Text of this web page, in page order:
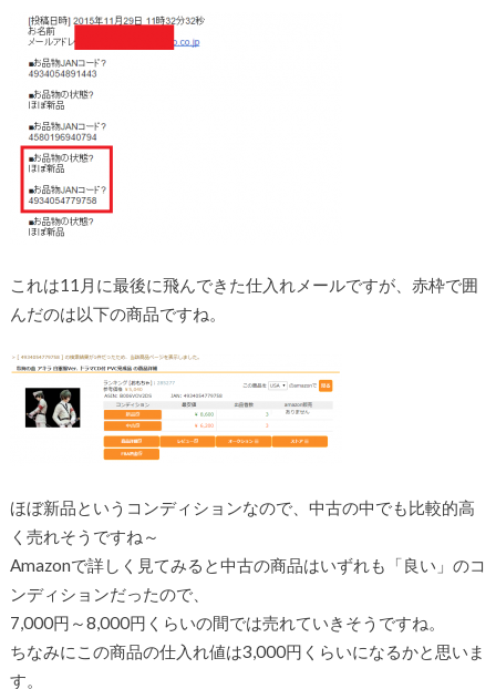
これは11月に最後に飛んできた仕入れメールですが、赤枠で囲
んだのは以下の商品ですね。
ほぼ新品というコンディションなので、中古の中でも比較的高
く売れそうですね～
Amazonで詳しく見てみると中古の商品はいずれも「良い」のコ
ンディションだったので、
7,000円～8,000円くらいの間では売れていきそうですね。
ちなみにこの商品の仕入れ値は3,000円くらいになるかと思いま
す。